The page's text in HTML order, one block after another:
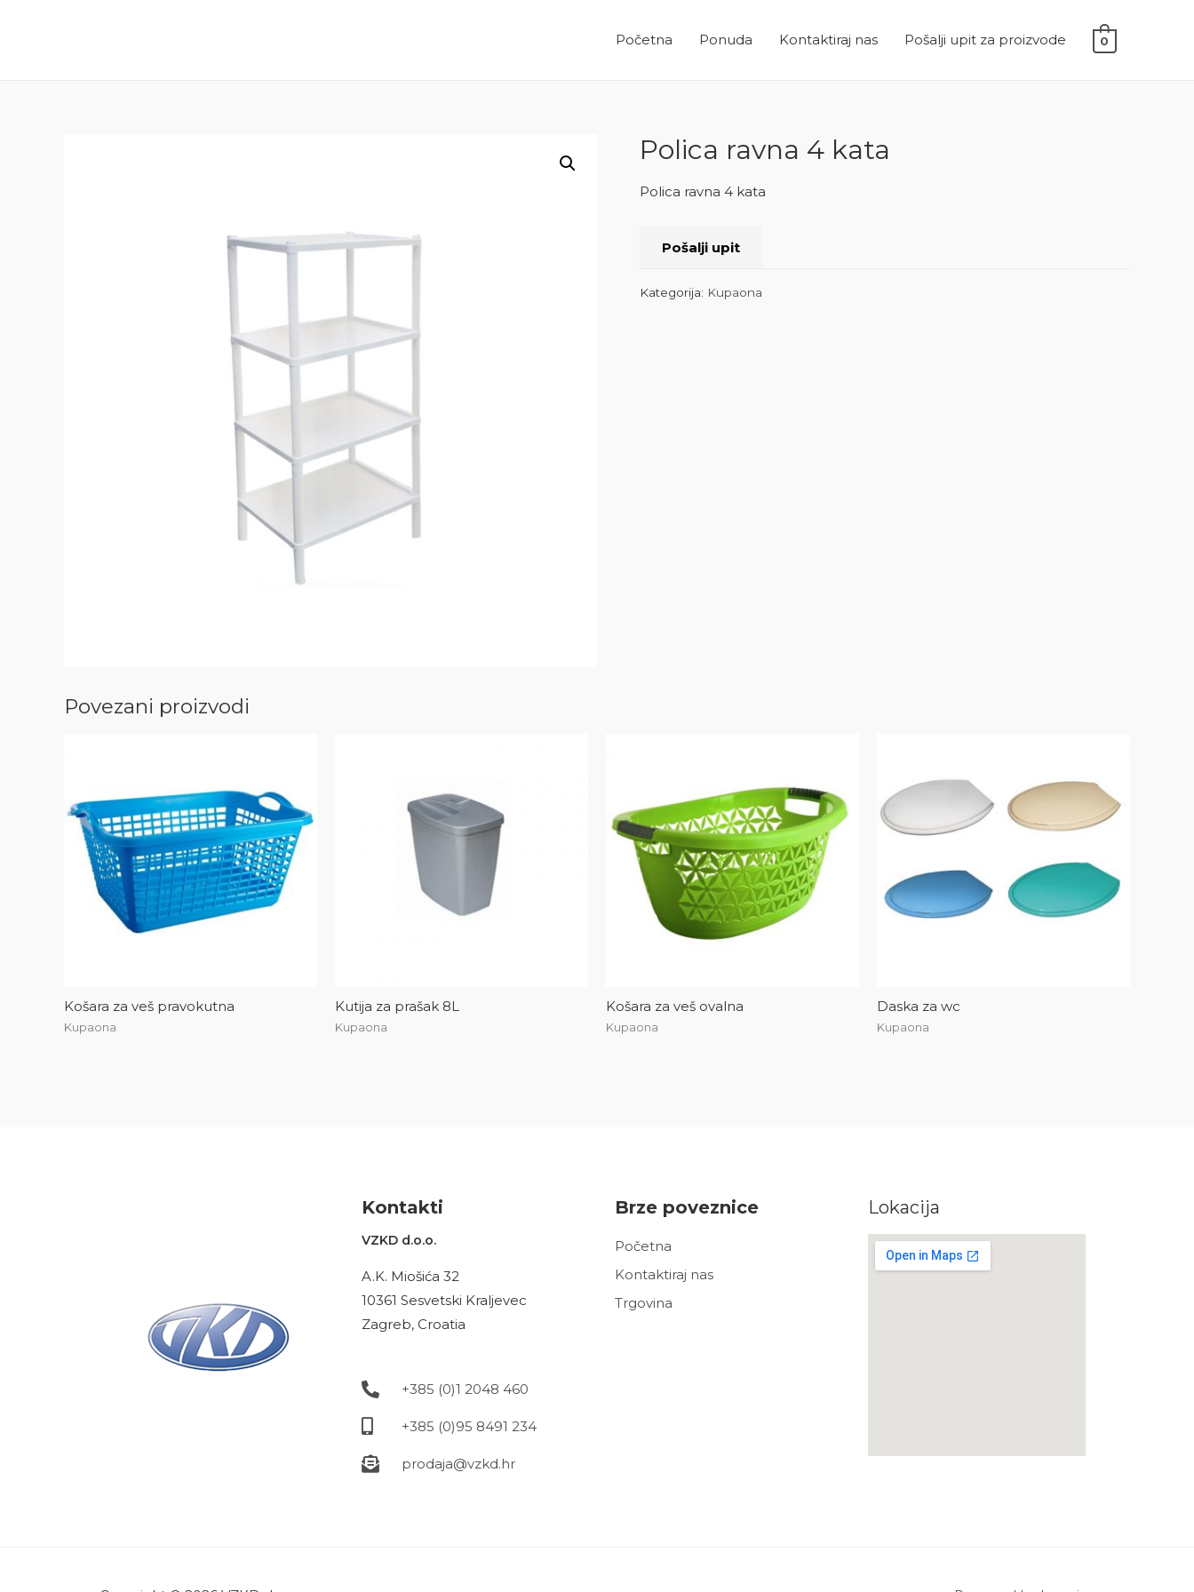
Početna Ponuda Kontaktiraj nas Pošalji upit za proizvode 0
Polica ravna 4 kata
Polica ravna 4 kata
Pošalji upit
Kategorija: Kupaona
Povezani proizvodi
Košara za veš pravokutna
Kupaona
Kutija za prašak 8L
Kupaona
Košara za veš ovalna
Kupaona
Daska za wc
Kupaona
Kontakti
VZKD d.o.o.
A.K. Miošića 32
10361 Sesvetski Kraljevec
Zagreb, Croatia
+385 (0)1 2048 460
+385 (0)95 8491 234
prodaja@vzkd.hr
Brze poveznice
Početna
Kontaktiraj nas
Trgovina
Lokacija